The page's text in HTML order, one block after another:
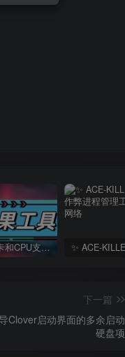
黑苹果显卡和CPU支持情况以及购买硬件防踩坑指南
下一篇
Clover启动界面的多余启动
硬盘项